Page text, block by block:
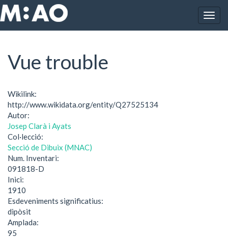
Vés al contingut
Inici Vue trouble
Vue trouble
Wikilink:
http://www.wikidata.org/entity/Q27525134
Autor:
Josep Clarà i Ayats
Col·lecció:
Secció de Dibuix (MNAC)
Num. Inventari:
091818-D
Inici:
1910
Esdeveniments significatius:
dipòsit
Amplada:
95